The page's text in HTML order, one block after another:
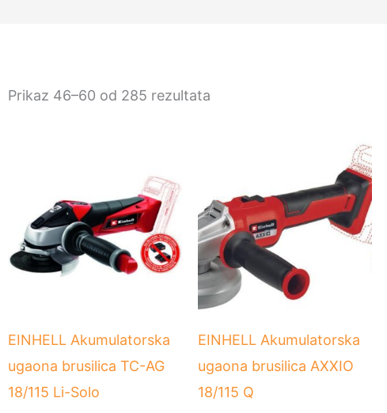
Prikaz 46–60 od 285 rezultata
EINHELL Akumulatorska
ugaona brusilica TC-AG
18/115 Li-Solo
EINHELL Akumulatorska
ugaona brusilica AXXIO
18/115 Q